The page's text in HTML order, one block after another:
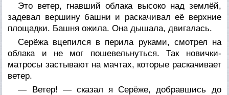
Это ветер, гнавший облака высоко над землёй,
задевал вершину башни и раскачивал её верхние
площадки. Башня ожила. Она дышала, двигалась.
Серёжа вцепился в перила руками, смотрел на
облака и не мог пошевельнуться. Так новички-
матросы застывают на мачтах, которые раскачивает
ветер.
— Ветер! — сказал я Серёже, добравшись до